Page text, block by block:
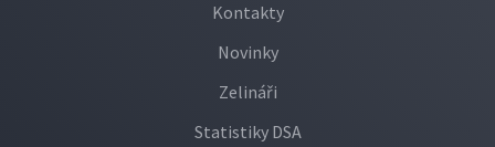
Kontakty
Novinky
Zelináři
Statistiky DSA